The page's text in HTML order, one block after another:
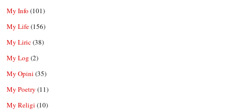
My Info (101)
My Life(156)
My Liric(38)
My Log (2)
My Opini (35)
My Poetry (11)
My Religi (10)